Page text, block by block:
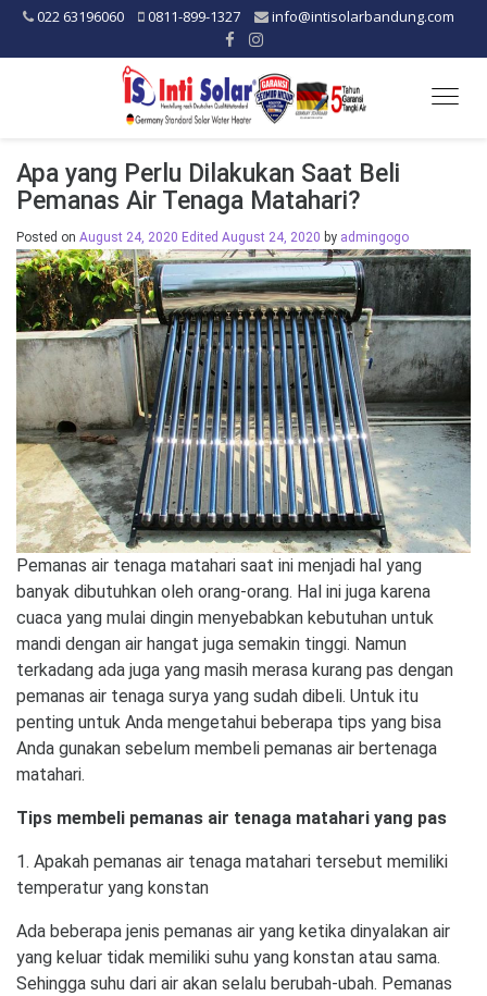
022 63196060 0811-899-1327 info@intisolarbandung.com
Apa yang Perlu Dilakukan Saat Beli
Pemanas Air Tenaga Matahari?
Posted on August 24, 2020 Edited August 24, 2020 by admingogo
Pemanas air tenaga matahari saat ini menjadi hal yang
banyak dibutuhkan oleh orang-orang. Hal ini juga karena
cuaca yang mulai dingin menyebabkan kebutuhan untuk
mandi dengan air hangat juga semakin tinggi. Namun
terkadang ada juga yang masih merasa kurang pas dengan
pemanas air tenaga surya yang sudah dibeli. Untuk itu
penting untuk Anda mengetahui beberapa tips yang bisa
Anda gunakan sebelum membeli pemanas air bertenaga
matahari.
Tips membeli pemanas air tenaga matahari yang pas
1. Apakah pemanas air tenaga matahari tersebut memiliki
temperatur yang konstan
Ada beberapa jenis pemanas air yang ketika dinyalakan air
yang keluar tidak memiliki suhu yang konstan atau sama.
Sehingga suhu dari air akan selalu berubah-ubah. Pemanas